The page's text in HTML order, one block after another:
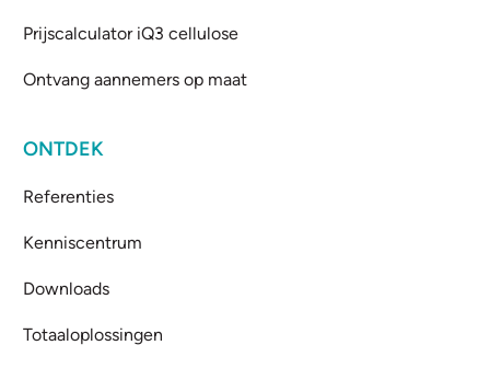
Prijscalculator iQ3 cellulose
Ontvang aannemers op maat
ONTDEK
Referenties
Kenniscentrum
Downloads
Totaaloplossingen